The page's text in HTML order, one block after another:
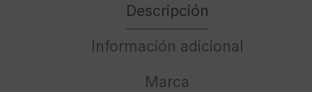
Descripción
Información adicional
Marca